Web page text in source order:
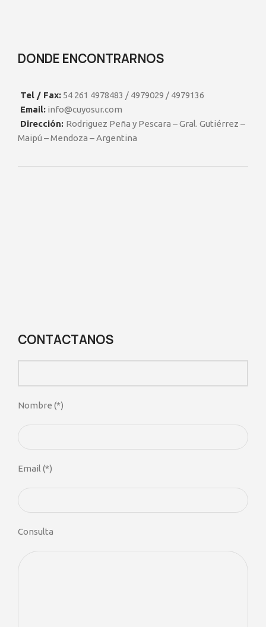
DONDE ENCONTRARNOS
Tel / Fax: 54 261 4978483 / 4979029 / 4979136
Email: info@cuyosur.com
Dirección: Rodriguez Peña y Pescara – Gral. Gutiérrez –
Maipú – Mendoza – Argentina
CONTACTANOS
Nombre (*)
Email (*)
Consulta